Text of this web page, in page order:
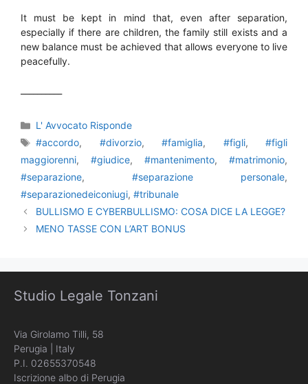
It must be kept in mind that, even after separation,
especially if there are children, the family still exists and a
new balance must be achieved that allows everyone to live
peacefully.
Categorie
L' Avvocato Risponde
Tag
#accordo, #divorzio,#famiglia, #figli,#figli
maggiorenni, #giudice, #mantenimento, #matrimonio,
#separazione, #separazione personale,
#separazionedeiconiugi, #tribunale
BULLISMO E CYBERBULLISMO: COSA DICE LA LEGGE?
MENO TASSE CON L’ART BONUS
Studio Legale Tonzani
Via Girolamo Tilli, 58
Perugia | Italy
P.I. 02655370548
Iscrizione albo di Perugia